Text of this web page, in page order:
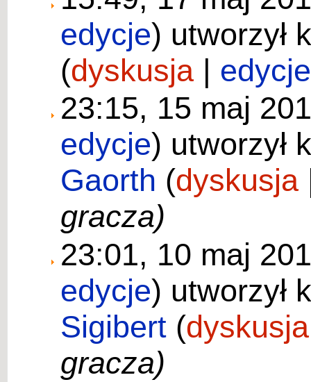
edycje) utworzył
(dyskusja | edycje
23:15, 15 maj
edycje) utworzył
Gaorth (dyskusja
gracza)
23:01, 10 maj
edycje) utworzył
Sigibert (dyskusja
gracza)